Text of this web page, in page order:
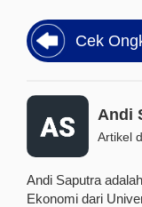
Cek
Andi
Artikel
Andi Saputra
Ekonomi dari